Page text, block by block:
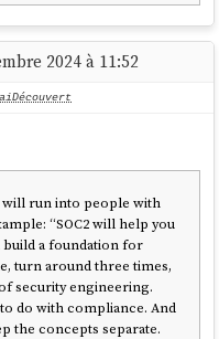
2024 à 11:52
will run into people with
“SOC2 will help you
a foundation for
turn around three times,
security engineering.
do with compliance. And
the concepts separate.